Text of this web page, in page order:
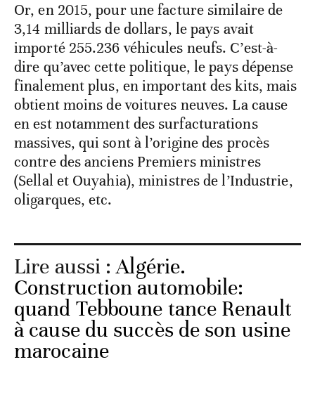
Or, en 2015, pour une facture similaire de
3,14 milliards de dollars, le pays avait
importé 255.236 véhicules neufs. C’est-à-
dire qu’avec cette politique, le pays dépense
finalement plus, en important des kits, mais
obtient moins de voitures neuves. La cause
en est notamment des surfacturations
massives, qui sont à l’origine des procès
contre des anciens Premiers ministres
(Sellal et Ouyahia), ministres de l’Industrie,
oligarques, etc.
Lire aussi :Algérie.
Construction automobile:
quand Tebboune tance Renault
à cause du succès de son usine
marocaine